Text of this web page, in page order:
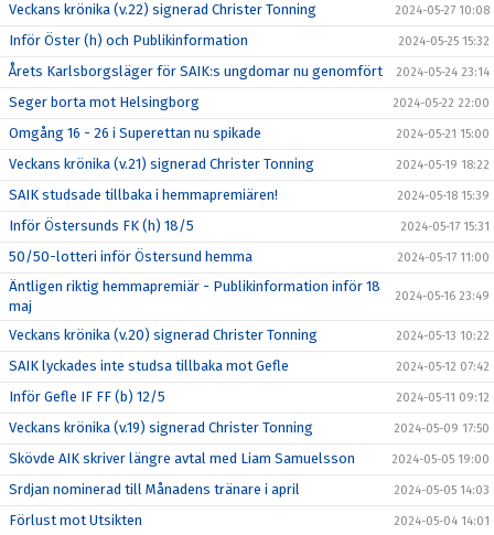
Veckans krönika (v.22) signerad Christer Tonning 2024-05-27 10:08
Inför Öster (h) och Publikinformation 2024-05-25 15:32
Årets Karlsborgsläger för SAIK:s ungdomar nu genomfört 2024-05-24 23:14
Seger borta mot Helsingborg 2024-05-22 22:00
Omgång 16 - 26 i Superettan nu spikade 2024-05-21 15:00
Veckans krönika (v.21) signerad Christer Tonning 2024-05-19 18:22
SAIK studsade tillbaka i hemmapremiären! 2024-05-18 15:39
Inför Östersunds FK (h) 18/5 2024-05-17 15:31
50/50-lotteri inför Östersund hemma 2024-05-17 11:00
Äntligen riktig hemmapremiär - Publikinformation inför 18
maj
2024-05-16 23:49
Veckans krönika (v.20) signerad Christer Tonning 2024-05-13 10:22
SAIK lyckades inte studsa tillbaka mot Gefle 2024-05-12 07:42
Inför Gefle IF FF (b) 12/5 2024-05-11 09:12
Veckans krönika (v.19) signerad Christer Tonning 2024-05-09 17:50
Skövde AIK skriver längre avtal med Liam Samuelsson 2024-05-05 19:00
Srdjan nominerad till Månadens tränare i april 2024-05-05 14:03
Förlust mot Utsikten 2024-05-04 14:01